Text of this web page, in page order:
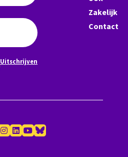
Uitschrijven
Zakelijk
Contact